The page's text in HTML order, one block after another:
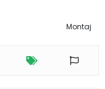
Montaj